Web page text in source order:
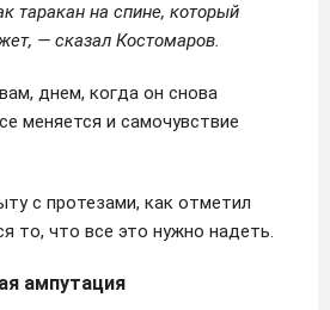
таракан на спине, который
— сказал Костомаров.
днем, когда он снова
меняется и самочувствие
с протезами, как отметил
то, что все это нужно надеть.
ампутация